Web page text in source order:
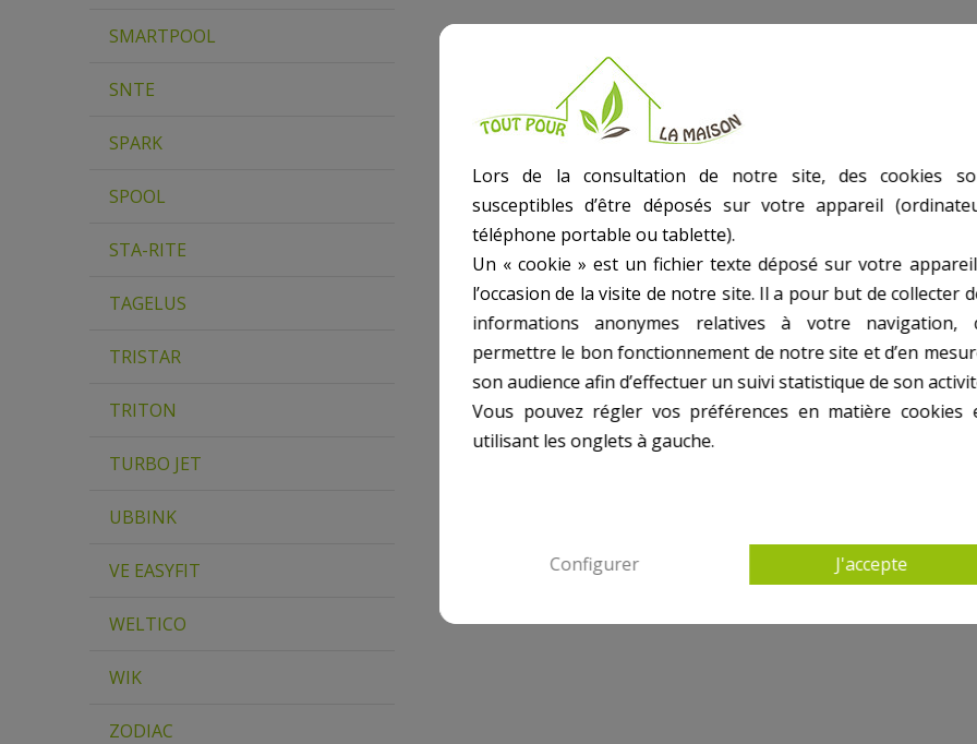
SMARTPOOL
SNTE
SPARK
SPOOL
STA-RITE
TAGELUS
TRISTAR
TRITON
TURBO JET
UBBINK
VE EASYFIT
WELTICO
WIK
ZODIAC
Lors de la consultation de notre site, des cookies
susceptibles d’être déposés sur votre appareil
téléphone portable ou tablette).
Un « cookie » est un fichier texte déposé sur votre
l’occasion de la visite de notre site. Il a pour but de collecter
informations anonymes relatives à votre navigation,
permettre le bon fonctionnement de notre site et d’en
son audience afin d’effectuer un suivi statistique de son
Vous pouvez régler vos préférences en matière cookies
utilisant les onglets à gauche.
Configurer J'accepte